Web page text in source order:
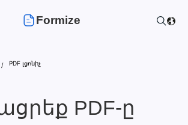
Formize
PDF լցոնիչ
PDF-ը